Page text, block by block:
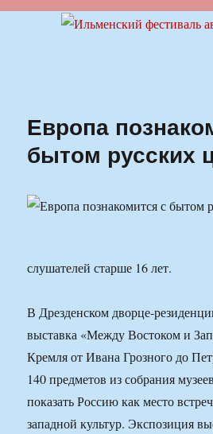
Ильменский
Европа
бытом русских
слушателей старше 16 лет.
В Дрезденском дворце-
выставка «Между Востоком и
Кремля от Ивана Грозного до
140 предметов из собрания
показать Россию как место
западной культур. Экспозиция